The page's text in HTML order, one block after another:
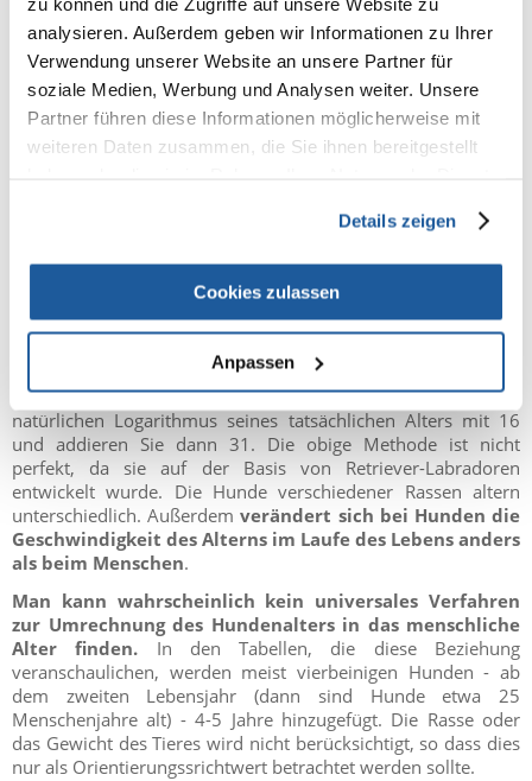
analysieren. Außerdem geben wir Informationen zu Ihrer
Verwendung unserer Website an unsere Partner für
soziale Medien, Werbung und Analysen weiter. Unsere
Partner führen diese Informationen möglicherweise mit
weiteren Daten zusammen, die Sie ihnen bereitgestellt
Details zeigen
Cookies zulassen
Anpassen
versuchen die Betreuer oft, sein tatsächliches Alter in das
eines Menschen umzurechnen.
Seit vielen Jahren glaubt
man, dass ein Jahr des Vierbeiners etwa 7 Jahren des
menschlichen Lebens entspricht(ab dem ersten
Geburtstag, wenn der Hund mehr oder weniger in einem
solchen Entwicklungsstadium ist wie Menschen im Alter von
Die Wissenschaftler glauben, dass dies eine zu starke
Alter eines Hundes mit größerer Genauigkeit in
Menschenjahre umgerechnet werden kann. Kürzlich schlugen
Genetiker von der Universität von Kalifornien in San Diego
vor, einen Indikator zu verwenden - um das "menschliche"
Alter eines Hundes zu kennen, multiplizieren Sie den
natürlichen Logarithmus seines tatsächlichen Alters mit 16
und addieren Sie dann 31. Die obige Methode ist nicht
perfekt, da sie auf der Basis von Retriever-Labradoren
entwickelt wurde. Die Hunde verschiedener Rassen altern
unterschiedlich. Außerdemverändert sich bei Hunden die
Geschwindigkeit des Alterns im Laufe des Lebens anders
als beim Menschen.
Man kann wahrscheinlich kein universales Verfahren
zur Umrechnung des Hundenalters in das menschliche
Alter finden. In den Tabellen, die diese Beziehung
veranschaulichen, werden meist vierbeinigen Hunden - ab
dem zweiten Lebensjahr (dann sind Hunde etwa 25
Menschenjahre alt) - 4-5 Jahre hinzugefügt. Die Rasse oder
das Gewicht des Tieres wird nicht berücksichtigt, so dass dies
nur als Orientierungssrichtwert betrachtet werden sollte.